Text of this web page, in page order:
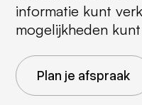
informatie kunt
mogelijkheden
Plan je afspraak